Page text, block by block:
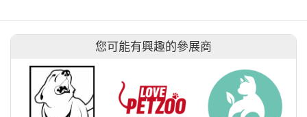
您可能有興趣的參展商